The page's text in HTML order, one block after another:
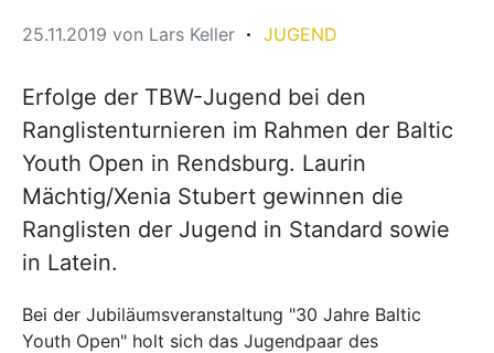
25.11.2019 von Lars Keller JUGEND
Erfolge der TBW-Jugend bei den
Ranglistenturnieren im Rahmen der Baltic
Youth Open in Rendsburg. Laurin
Mächtig/Xenia Stubert gewinnen die
Ranglisten der Jugend in Standard sowie
in Latein.
Bei der Jubiläumsveranstaltung "30 Jahre Baltic
Youth Open" holt sich das Jugendpaar des